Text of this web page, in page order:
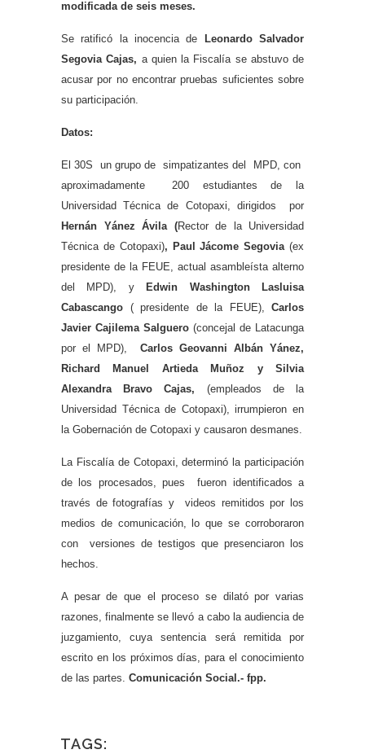
modificada de seis meses.
Se ratificó la inocencia de
Leonardo Salvador
Segovia Cajas, a quien la Fiscalía se abstuvo de
acusar por no encontrar pruebas suficientes sobre
su participación.
Datos:
El 30S un grupo de simpatizantes del MPD, con
aproximadamente 200 estudiantes de la
Universidad Técnica de Cotopaxi, dirigidos por
Hernán Yánez Ávila (Rector de la Universidad
Técnica de Cotopaxi), Paul Jácome Segovia(ex
presidente de la FEUE, actual asambleísta alterno
del MPD),
yEdwin Washington Lasluisa
Cabascango ( presidente de la FEUE), Carlos
Javier Cajilema Salguero (concejal de Latacunga
por el MPD),
Carlos Geovanni Albán Yánez,
Richard Manuel Artieda Muñoz y Silvia
Alexandra Bravo Cajas, (empleados de la
Universidad Técnica de Cotopaxi),
irrumpieron en
la Gobernación de Cotopaxi y causaron desmanes.
La Fiscalía de Cotopaxi, determinó la participación
de los procesados, pues fueron identificados a
través de fotografías y videos remitidos por los
medios de comunicación, lo que se corroboraron
con versiones de testigos que presenciaron los
hechos.
A pesar de que el proceso se dilató por varias
razones, finalmente se llevó a cabo la audiencia de
juzgamiento, cuya sentencia será remitida por
escrito en los próximos días, para el conocimiento
de las partes. Comunicación Social.- fpp.
TAGS: